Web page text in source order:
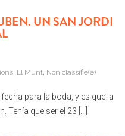
UN SAN JORDI
Munt, Non classifié(e)
para la boda, y es que la
que ser el 23 [...]